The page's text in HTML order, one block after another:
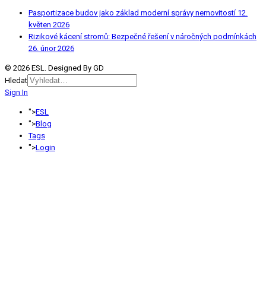
Pasportizace budov jako základ moderní správy nemovitostí 12.
květen 2026
Rizikové kácení stromů: Bezpečné řešení v náročných podmínkách
26. únor 2026
© 2026 ESL. Designed By GD
Hledat
Sign In
">ESL
">Blog
Tags
">Login